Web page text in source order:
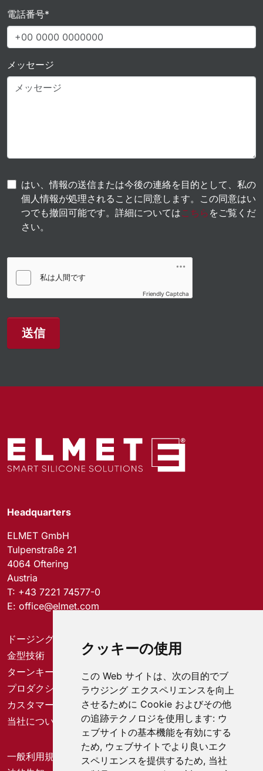
クッキーの使用
この Web サイトは、次の目的でブ
ラウジング エクスペリエンスを向上
させるために Cookie およびその他
の追跡テクノロジを使用します: ウ
ェブサイトの基本機能を有効にする
ため, ウェブサイトでより良いエク
スペリエンスを提供するため, 当社
電話番号*
メッセージ
はい、情報の送信または今後の連絡を目的として、私の
個人情報が処理されることに同意します。この同意はい
つでも撤回可能です。詳細についてはこちら をご覧くだ
さい。
Friendly Captcha
送信
Headquarters
ELMET GmbH
Tulpenstraße 21
4064 Oftering
Austria
T: +43 7221 74577-0
E: office@elmet.com
ドージングシステム
金型技術
ターンキーソリューション
プロダクションソリューション
カスタマーサービスセンター
当社について
一般利用規約